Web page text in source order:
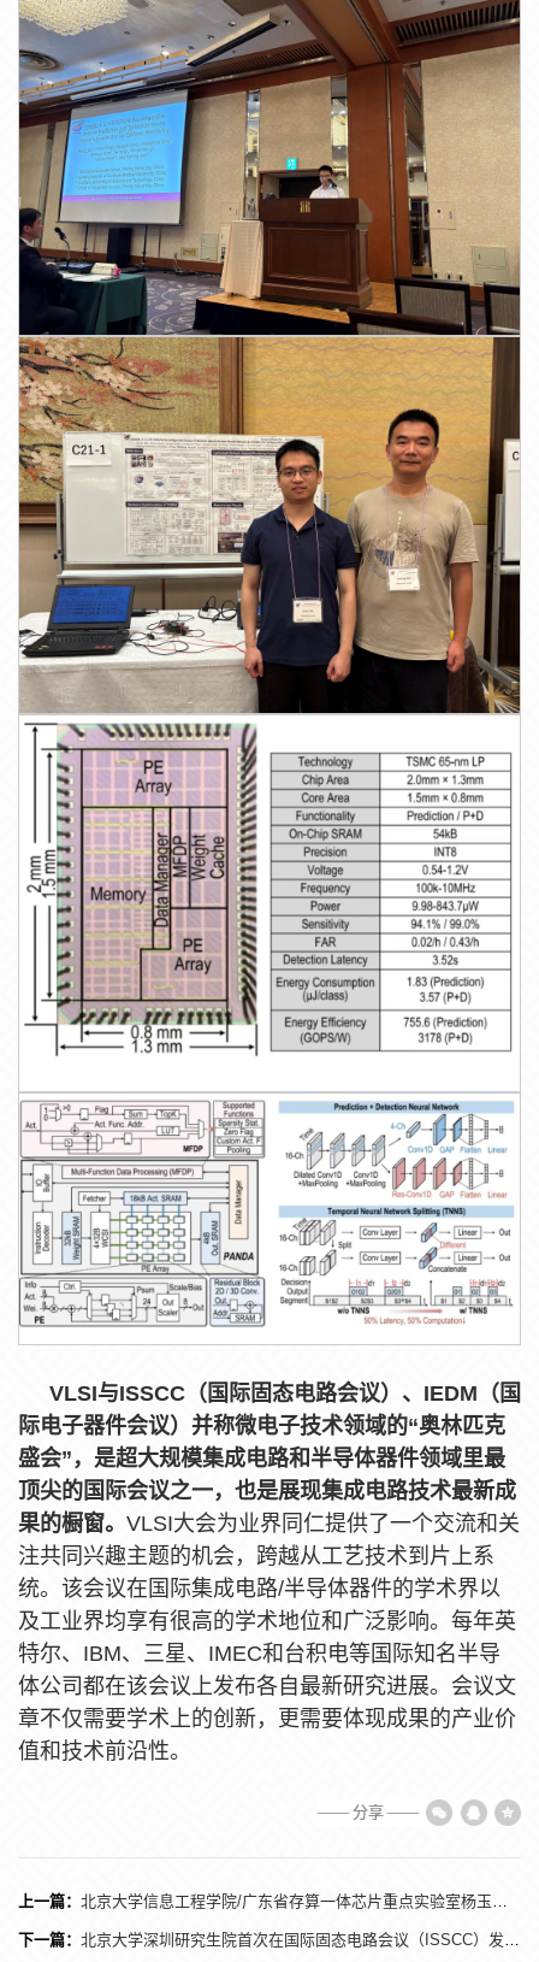
VLSI与ISSCC （ 国际固态电路会议） 、IEDM （ 国
际电子器件会议） 并称微电子技术领域的“奥林匹克
盛会”，是超大规模集成电路和半导体器件领域里最
顶尖的国际会议之一，也是展现集成电路技术最新成
果的橱窗。 VLSI大会为业界同仁提供了一个交流和关
注共同兴趣主题的机会，跨越从工艺技术到片上系
统。该会议在国际集成电路/半导体器件的学术界以
及工业界均享有很高的学术地位和广泛影响。每年英
特尔、IBM、三星、IMEC和台积电等国际知名半导
体公司都在该会议上发布各自最新研究进展。会议文
章不仅需要学术上的创新，更需要体现成果的产业价
值和技术前沿性。
—— 分享 ——
上一篇： 北京大学信息工程学院/广东省存算一体芯片重点实验室杨玉超教授团队在国际上首次攻克大数据排序存算一体硬件系统
下一篇： 北京大学深圳研究生院首次在国际固态电路会议（ISSCC）发表论文